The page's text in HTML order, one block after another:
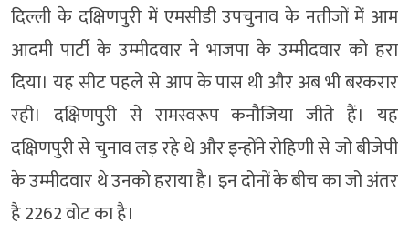
दिल्ली के दक्षिणपुरी में एमसीडी उपचुनाव के नतीजों में आम
आदमी पार्टी के उम्मीदवार ने भाजपा के उम्मीदवार को हरा
दिया। यह सीट पहले से आप के पास थी और अब भी बरकरार
रही। दक्षिणपुरी से रामस्वरूप कनौजिया जीते हैं। यह
दक्षिणपुरी से चुनाव लड़ रहे थे और इन्होंने रोहिणी से जो बीजेपी
के उम्मीदवार थे उनको हराया है। इन दोनों के बीच का जो अंतर
है 2262 वोट का है।